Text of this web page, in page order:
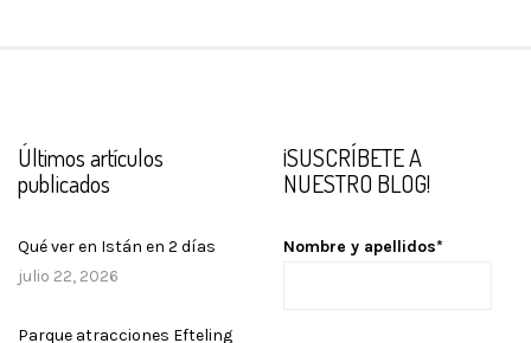
Últimos artículos
publicados
Qué ver en Istán en 2 días
julio 22, 2026
Parque atracciones Efteling
¡SUSCRÍBETE A
NUESTRO BLOG!
Nombre y apellidos*